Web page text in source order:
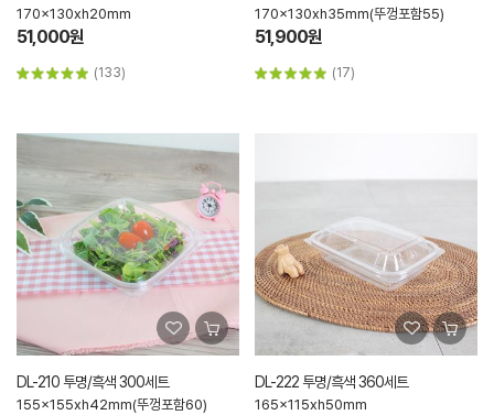
170x130xh20mm
51,000원
(133)
170x130xh35mm(뚜껑포함55)
51,900원
(17)
DL-210 투명/흑색 300세트
155x155xh42mm(뚜껑포함60)
DL-222 투명/흑색 360세트
165x115xh50mm